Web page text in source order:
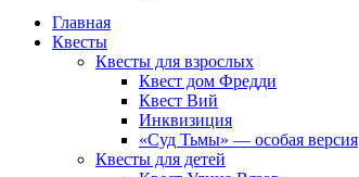
Главная
Квесты
Квесты для взрослых
Квест дом Фредди
Квест Вий
Инквизиция
«Суд Тьмы» — особая версия
Квесты для детей